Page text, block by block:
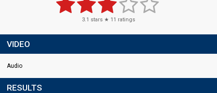
3.1 stars ★ 11 ratings
VIDEO
Audio
RESULTS